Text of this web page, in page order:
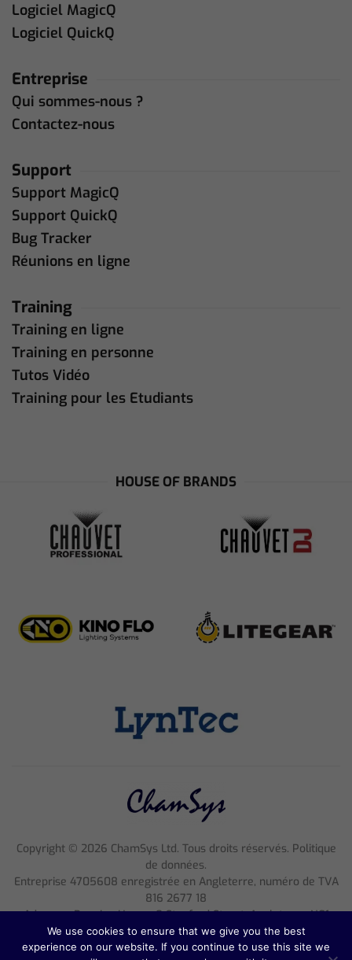
Logiciel MagicQ
Logiciel QuickQ
Entreprise
Qui sommes-nous ?
Contactez-nous
Support
Support MagicQ
Support QuickQ
Bug Tracker
Réunions en ligne
Training
Training en ligne
Training en personne
Tutos Vidéo
Training pour les Etudiants
HOUSE OF BRANDS
Copyright © 2026 ChamSys Ltd. Tous droits réservés. Politique
de données.
Entreprise 4705608 enregistrée en Angleterre, numéro de TVA
816 2677 18
Adresse : Pennine House, 8 Stanford Street, Angleterre, NG1
7BQ
We use cookies to ensure that we give you the best
experience on our website. If you continue to use this site we